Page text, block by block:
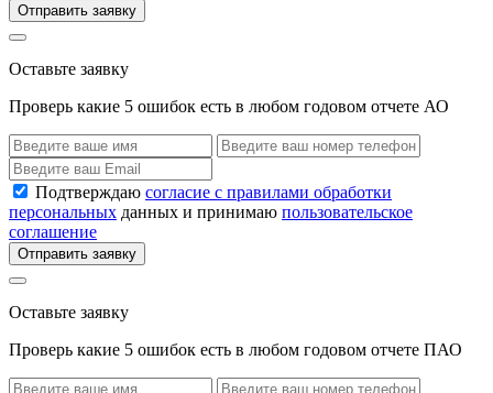
Отправить заявку
Оставьте заявку
Проверь какие 5 ошибок есть в любом годовом отчете АО
Подтверждаю согласие с правилами обработки
персональных данных и принимаю пользовательское
соглашение
Отправить заявку
Оставьте заявку
Проверь какие 5 ошибок есть в любом годовом отчете ПАО